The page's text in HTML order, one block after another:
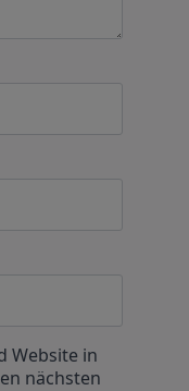
Website in
nächsten